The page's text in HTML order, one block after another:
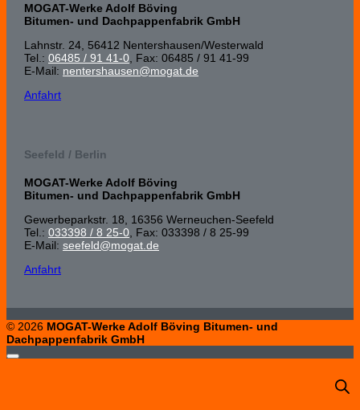
MOGAT-Werke Adolf Böving
Bitumen- und Dachpappenfabrik GmbH
Lahnstr. 24, 56412 Nenters­hausen/Wester­wald
Tel.: 06485 / 91 41-0 , Fax: 06485 / 91 41-99
E-Mail: nentershausen@mogat.de
Anfahrt
Seefeld / Berlin
MOGAT-Werke Adolf Böving
Bitumen- und Dachpappenfabrik GmbH
Gewerbeparkstr. 18, 16356 Werneuchen-Seefeld
Tel.: 033398 / 8 25-0 , Fax: 033398 / 8 25-99
E-Mail: seefeld@mogat.de
Anfahrt
© 2026 MOGAT-Werke Adolf Böving Bitumen- und
Dachpappenfabrik GmbH